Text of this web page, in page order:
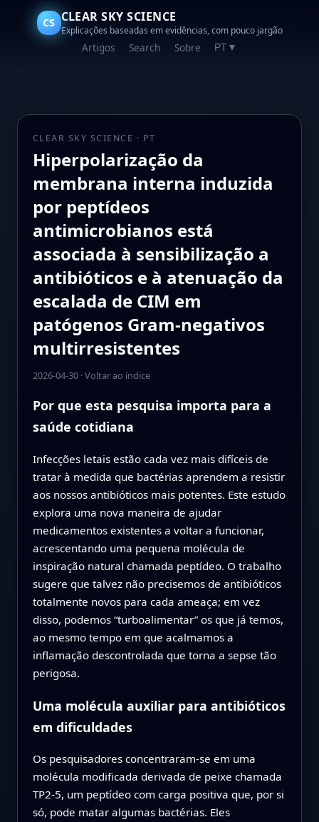
CS CLEAR SKY SCIENCE
Explicações baseadas em evidências, com pouco jargão
Artigos Search Sobre PT ▼
CLEAR SKY SCIENCE · PT
Hiperpolarização da
membrana interna induzida
por peptídeos
antimicrobianos está
associada à sensibilização a
antibióticos e à atenuação da
escalada de CIM em
patógenos Gram‑negativos
multirresistentes
2026-04-30·Voltar ao índice
Por que esta pesquisa importa para a
saúde cotidiana
Infecções letais estão cada vez mais difíceis de
tratar à medida que bactérias aprendem a resistir
aos nossos antibióticos mais potentes. Este estudo
explora uma nova maneira de ajudar
medicamentos existentes a voltar a funcionar,
acrescentando uma pequena molécula de
inspiração natural chamada peptídeo. O trabalho
sugere que talvez não precisemos de antibióticos
totalmente novos para cada ameaça; em vez
disso, podemos “turboalimentar” os que já temos,
ao mesmo tempo em que acalmamos a
inflamação descontrolada que torna a sepse tão
perigosa.
Uma molécula auxiliar para antibióticos
em dificuldades
Os pesquisadores concentraram‑se em uma
molécula modificada derivada de peixe chamada
TP2‑5, um peptídeo com carga positiva que, por si
só, pode matar algumas bactérias. Eles